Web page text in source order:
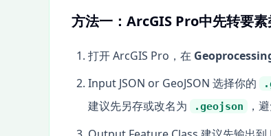
方法一：ArcGIS Pro中先转要素
打开 ArcGIS Pro，在
Input JSON or GeoJSON 选择你的
建议先另存或改名为
.geojson
，